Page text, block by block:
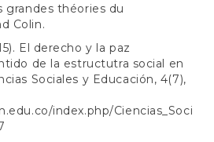
grandes théories du
Colin.
El derecho y la paz
de la estructutra social en
Sociales y Educación, 4(7),
index.php/Ciencias_Soci